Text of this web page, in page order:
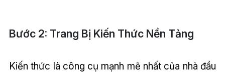
Bước 2: Trang Bị Kiến Thức Nền Tảng
Kiến thức là công cụ mạnh mẽ nhất của nhà đầu